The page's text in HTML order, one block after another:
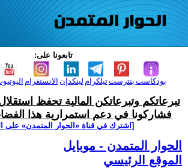
تابعونا على:
الانستغرام لينكدإن تيلكرامبنترست بودكاست
تبرعاتكم وتبرعاتكن المالية تحفظ
فشاركونا في دعم استمرارية هذا
[اشترك في قناة ‫«الحوار المتمدن» على
الحوار المتمدن - موبايل
الموقع الرئيسي